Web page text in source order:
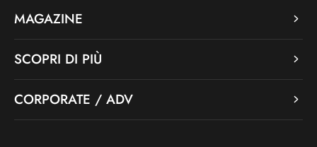
MAGAZINE
SCOPRI DI PIÙ
CORPORATE / ADV